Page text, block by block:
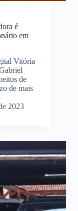
é
em
Vitória
de
de mais
2023